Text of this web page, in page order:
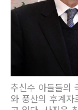
추신수 아들들의
와 풍산의 후계자